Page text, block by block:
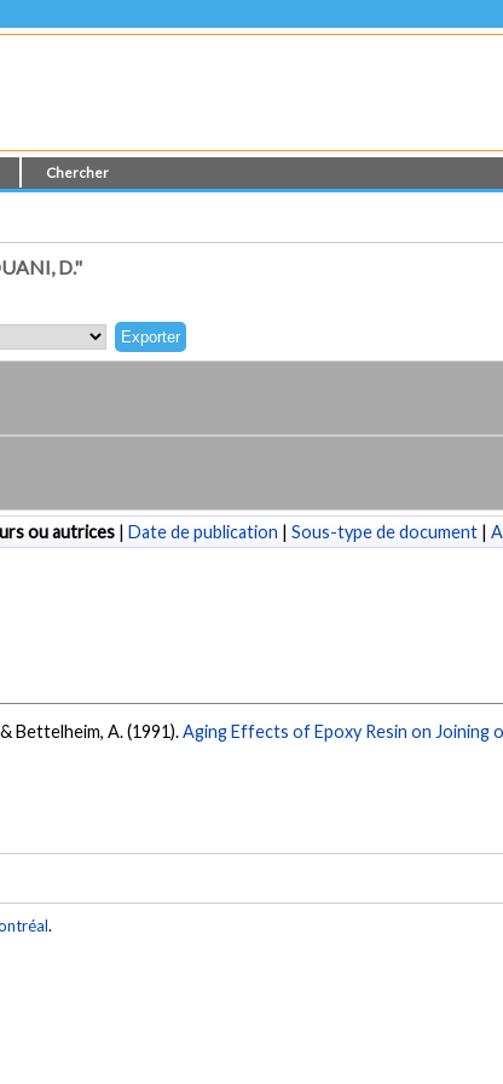
Chercher
D."
ou autrices | Date de publication | Sous-type de document |
& Bettelheim, A. (1991).Aging Effects of Epoxy Resin on Joining
.